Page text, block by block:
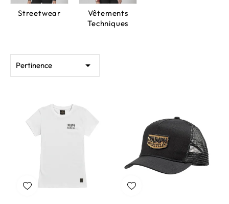
Streetwear
Vêtements
Techniques
Pertinence 